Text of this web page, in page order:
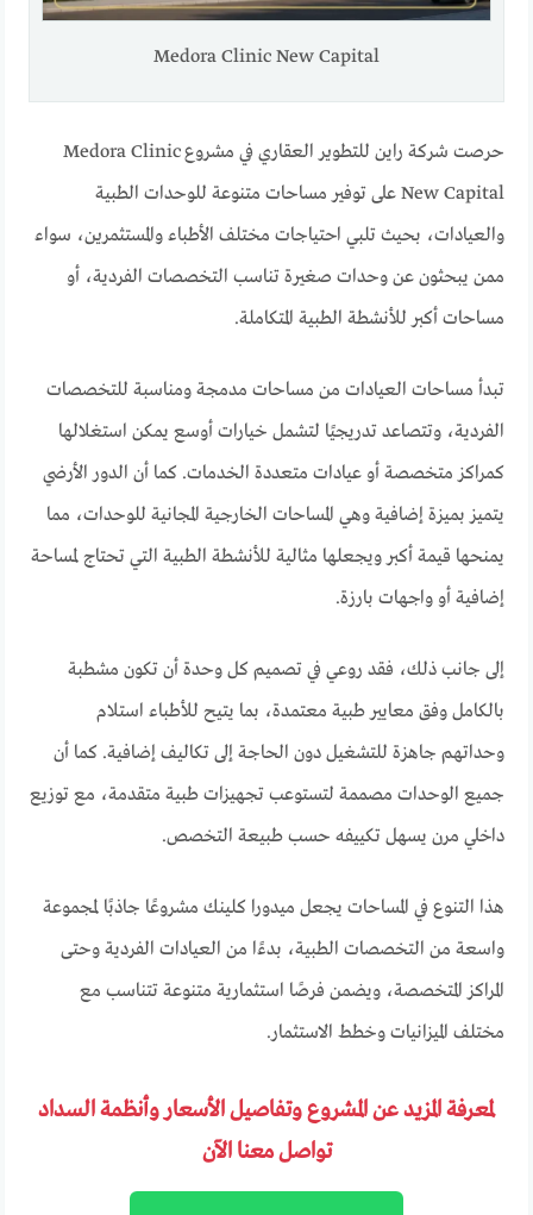
Medora Clinic New Capital
حرصت شركة راين للتطوير العقاري في مشروع Medora Clinic
New Capital على توفير مساحات متنوعة للوحدات الطبية
والعيادات، بحيث تلبي احتياجات مختلف الأطباء والمستثمرين، سواء
ممن يبحثون عن وحدات صغيرة تناسب التخصصات الفردية، أو
مساحات أكبر للأنشطة الطبية المتكاملة.
تبدأ مساحات العيادات من مساحات مدمجة ومناسبة للتخصصات
الفردية، وتتصاعد تدريجيًا لتشمل خيارات أوسع يمكن استغلالها
كمراكز متخصصة أو عيادات متعددة الخدمات. كما أن الدور الأرضي
يتميز بميزة إضافية وهي المساحات الخارجية المجانية للوحدات، مما
يمنحها قيمة أكبر ويجعلها مثالية للأنشطة الطبية التي تحتاج لمساحة
إضافية أو واجهات بارزة.
إلى جانب ذلك، فقد روعي في تصميم كل وحدة أن تكون مشطبة
بالكامل وفق معايير طبية معتمدة، بما يتيح للأطباء استلام
وحداتهم جاهزة للتشغيل دون الحاجة إلى تكاليف إضافية. كما أن
جميع الوحدات مصممة لتستوعب تجهيزات طبية متقدمة، مع توزيع
داخلي مرن يسهل تكييفه حسب طبيعة التخصص.
هذا التنوع في المساحات يجعل ميدورا كلينك مشروعًا جاذبًا لمجموعة
واسعة من التخصصات الطبية، بدءًا من العيادات الفردية وحتى
المراكز المتخصصة، ويضمن فرصًا استثمارية متنوعة تتناسب مع
مختلف الميزانيات وخطط الاستثمار.
لمعرفة المزيد عن المشروع وتفاصيل الأسعار وأنظمة السداد
تواصل معنا الآن